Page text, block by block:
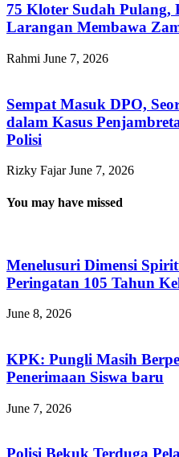
75 Kloter Sudah Pulang,
Larangan Membawa
Rahmi June 7, 2026
Sempat Masuk DPO,
dalam Kasus
Polisi
Rizky FajarJune 7, 2026
You may have missed
Menelusuri Dimensi
Peringatan 105 Tahun
June 8, 2026
KPK: Pungli Masih
Penerimaan Siswa baru
June 7, 2026